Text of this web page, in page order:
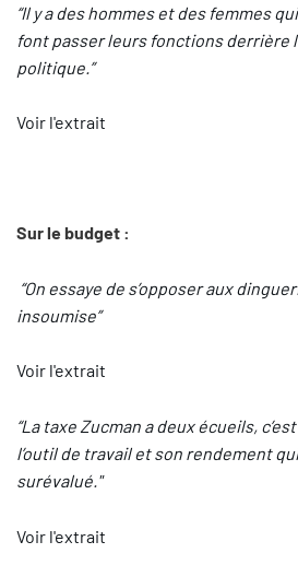
“Il y a des hommes et des femmes
font passer leurs fonctions derrière
politique.”
Voir l'extrait
Sur le budget :
“On essaye de s’opposer aux
insoumise”
Voir l'extrait
“La taxe Zucman a deux écueils,
l’outil de travail et son rendement
surévalué."
Voir l'extrait